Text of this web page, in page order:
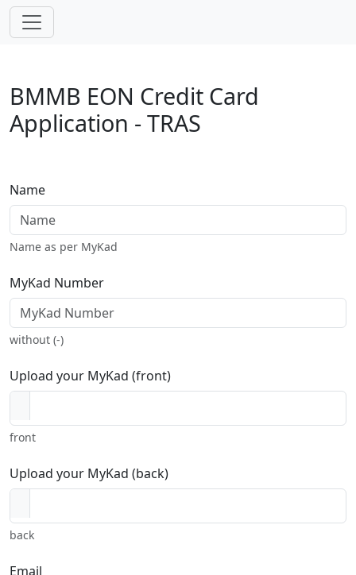
Skip navigation
BMMB EON Credit Card
Application - TRAS
Name
Name as per MyKad
MyKad Number
without (-)
Upload your MyKad (front)
front
Upload your MyKad (back)
back
Email